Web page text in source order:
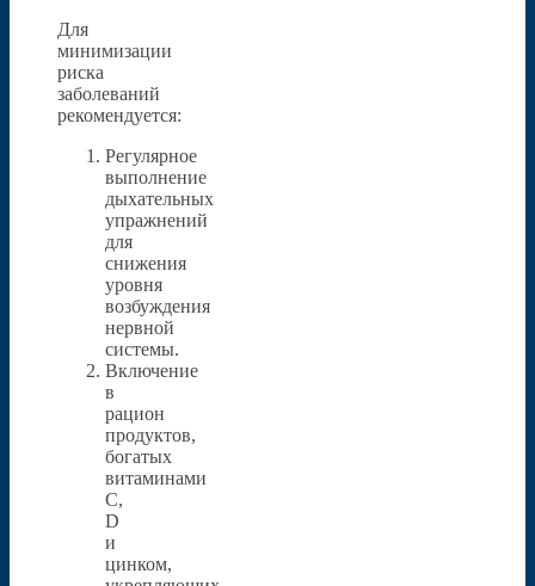
Для
минимизации
риска
заболеваний
рекомендуется:
Регулярное
выполнение
дыхательных
упражнений
для
снижения
уровня
возбуждения
нервной
системы.
Включение
в
рацион
продуктов,
богатых
витаминами
C,
D
и
цинком,